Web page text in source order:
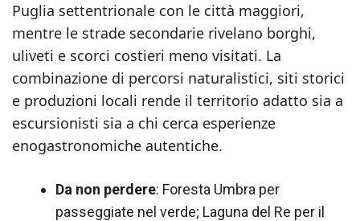
Puglia settentrionale con le città maggiori,
mentre le strade secondarie rivelano borghi,
uliveti e scorci costieri meno visitati. La
combinazione di percorsi naturalistici, siti storici
e produzioni locali rende il territorio adatto sia a
escursionisti sia a chi cerca esperienze
enogastronomiche autentiche.
Da non perdere: Foresta Umbra per
passeggiate nel verde; Laguna del Re per il